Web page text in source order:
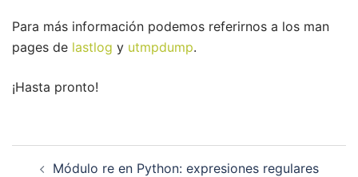
Para más información podemos referirnos a los man
pages de lastlog y utmpdump.
¡Hasta pronto!
Módulo re en Python: expresiones regulares